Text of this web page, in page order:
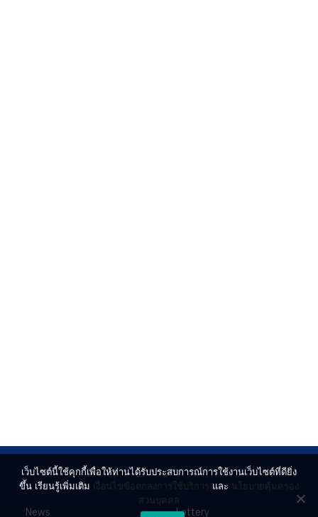
News
Lottery
เว็บไซต์นี้ใช้คุกกี้เพื่อให้ท่านได้รับประสบการณ์การใช้งานเว็บไซต์ที่ดียิ่ง
ขึ้น เรียนรู้เพิ่มเติม เงื่อนไขข้อตกลงการใช้บริการ และ นโยบายคุ้มครอง
ส่วนบุคคล